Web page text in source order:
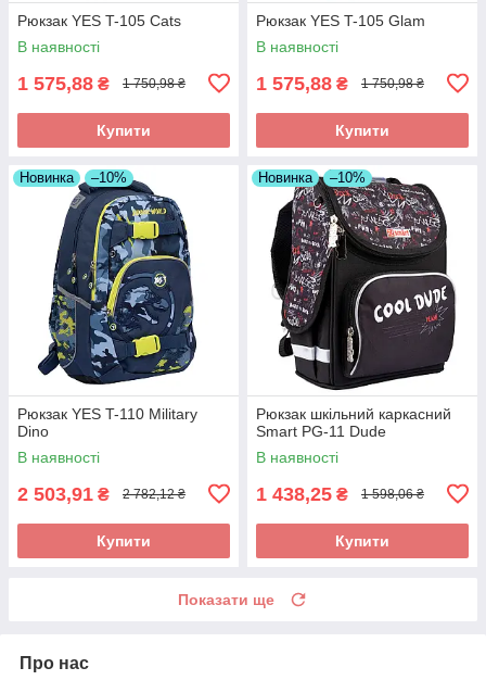
Рюкзак YES T-105 Cats
В наявності
1 575,88 ₴ 1 750,98 ₴
Купити
Рюкзак YES T-105 Glam
В наявності
1 575,88 ₴ 1 750,98 ₴
Купити
Новинка –10%
Рюкзак YES T-110 Military
Dino
В наявності
2 503,91 ₴ 2 782,12 ₴
Купити
Новинка –10%
Рюкзак шкільний каркасний
Smart PG-11 Dude
В наявності
1 438,25 ₴ 1 598,06 ₴
Купити
Показати ще
Про нас